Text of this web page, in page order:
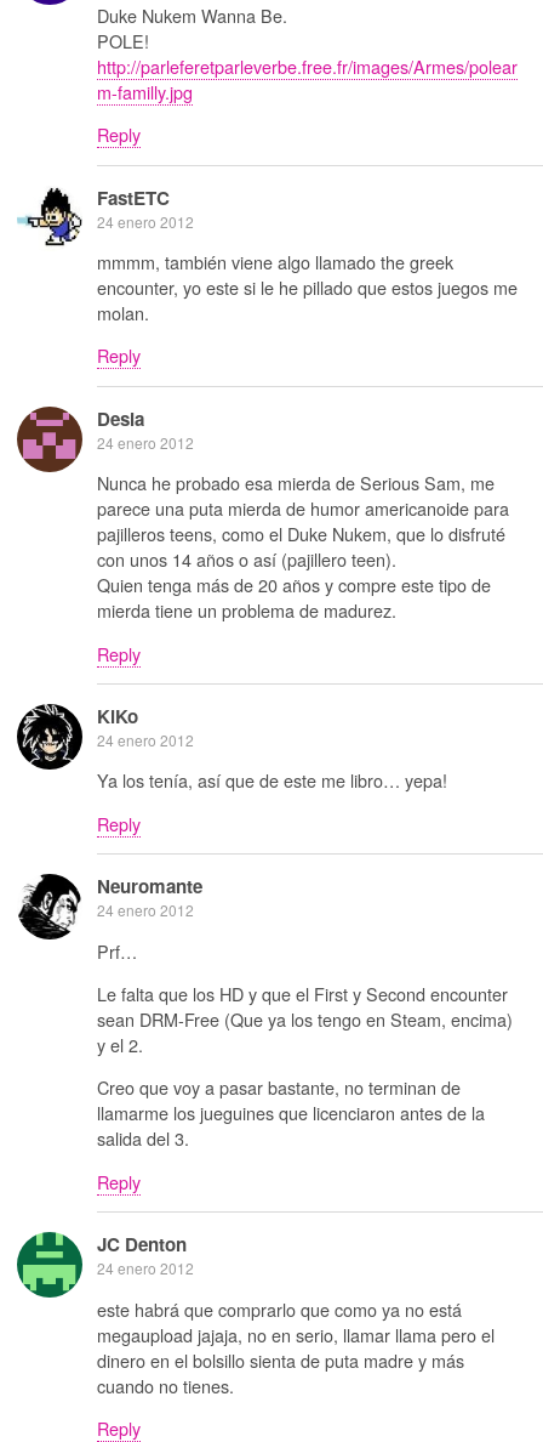
Duke Nukem Wanna Be.
POLE!
http://parleferetparleverbe.free.fr/images/Armes/polear
m-familly.jpg
Reply
FastETC
24 enero 2012
mmmm, también viene algo llamado the greek
encounter, yo este si le he pillado que estos juegos me
molan.
Reply
Desia
24 enero 2012
Nunca he probado esa mierda de Serious Sam, me
parece una puta mierda de humor americanoide para
pajilleros teens, como el Duke Nukem, que lo disfruté
con unos 14 años o así (pajillero teen).
Quien tenga más de 20 años y compre este tipo de
mierda tiene un problema de madurez.
Reply
KiKo
24 enero 2012
Ya los tenía, así que de este me libro… yepa!
Reply
Neuromante
24 enero 2012
Prf…
Le falta que los HD y que el First y Second encounter
sean DRM-Free (Que ya los tengo en Steam, encima)
y el 2.
Creo que voy a pasar bastante, no terminan de
llamarme los jueguines que licenciaron antes de la
salida del 3.
Reply
JC Denton
24 enero 2012
este habrá que comprarlo que como ya no está
megaupload jajaja, no en serio, llamar llama pero el
dinero en el bolsillo sienta de puta madre y más
cuando no tienes.
Reply